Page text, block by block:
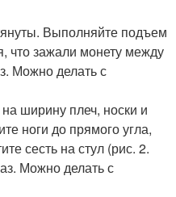
Выполняйте подъем
что зажали монету между
Можно делать с
ширину плеч, носки и
ноги до прямого угла,
сесть на стул (рис. 2.
Можно делать с